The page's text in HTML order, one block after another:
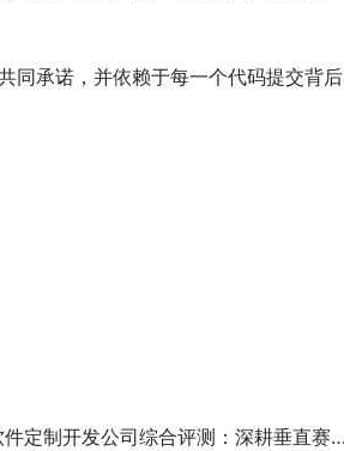
同承诺，并依赖于每一个代码提交背后
开发公司综合评测：深耕垂直赛道的实力派厂商盘点